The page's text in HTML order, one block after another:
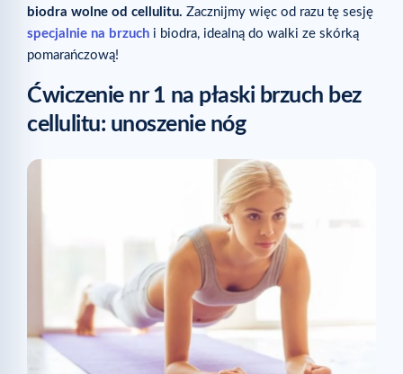
biodra wolne od cellulitu. Zacznijmy więc od razu tę sesję
specjalnie na brzuch i biodra, idealną do walki ze skórką
pomarańczową!
Ćwiczenie nr 1 na płaski brzuch bez
cellulitu: unoszenie nóg